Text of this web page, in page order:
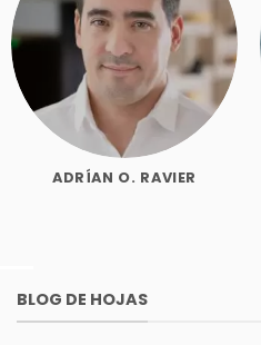
ADRÍAN O. RAVIER
BLOG DE HOJAS